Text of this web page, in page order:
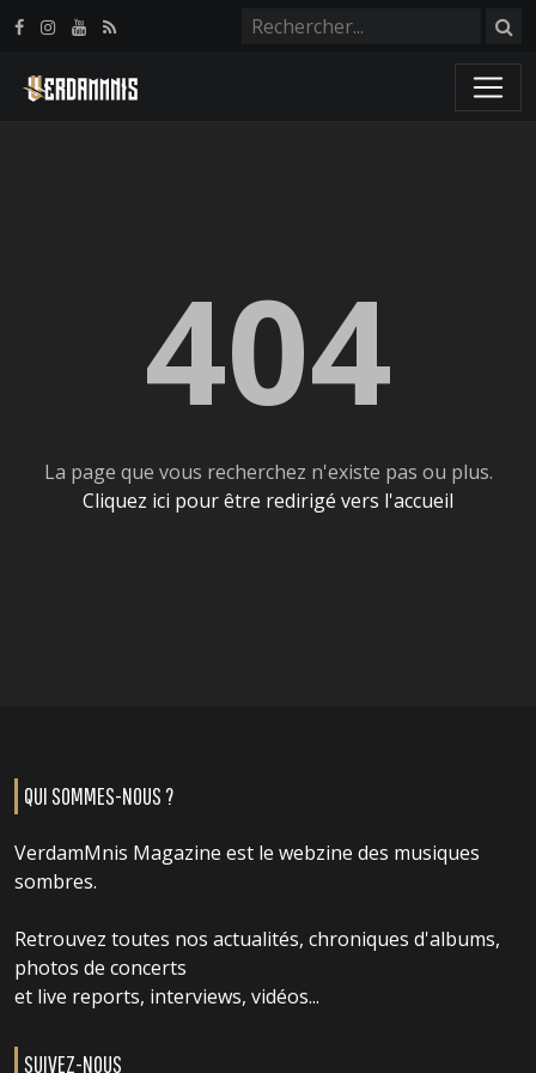
404
La page que vous recherchez n'existe pas ou plus.
Cliquez ici pour être redirigé vers l'accueil
QUI SOMMES-NOUS ?
VerdamMnis Magazine est le webzine des musiques
sombres.
Retrouvez toutes nos actualités, chroniques d'albums,
photos de concerts
et live reports, interviews, vidéos...
SUIVEZ-NOUS
Panneau de gestion des cookies